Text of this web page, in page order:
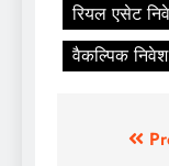
रियल एसेट
वैकल्पिक निवेश